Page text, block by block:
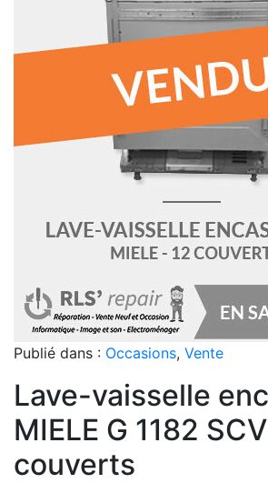
Publié dans : Occasions, Vente
Lave-vaisselle
MIELE G 1182
couverts